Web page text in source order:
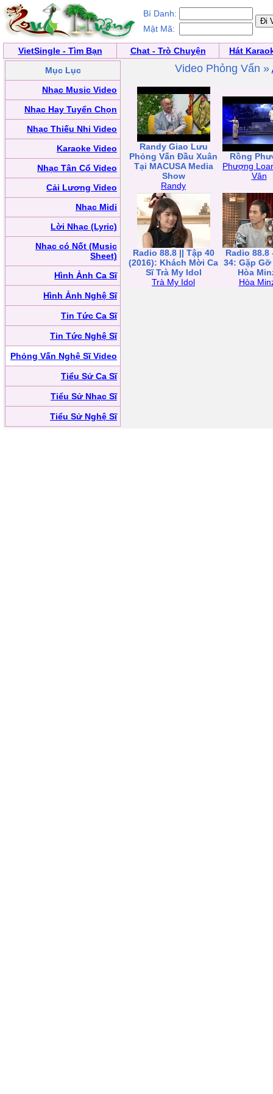
Bí Danh:
Mật Mã:
VietSingle - Tìm Bạn Chat - Trò Chuyện
Hát
Mục Lục
Nhạc Music Video
Nhạc Hay Tuyển Chọn
Nhạc Thiếu Nhi Video
Karaoke Video
Nhạc Tân Cổ Video
Cải Lương Video
Nhạc Midi
Lời Nhạc (Lyric)
Nhạc có Nốt (Music
Sheet)
Hình Ảnh Ca Sĩ
Hình Ảnh Nghệ Sĩ
Tin Tức Ca Sĩ
Tin Tức Nghệ Sĩ
Phỏng Vấn Nghệ Sĩ Video
Tiểu Sử Ca Sĩ
Tiểu Sử Nhạc Sĩ
Tiểu Sử Nghệ Sĩ
Video Phỏng Vấn »
Randy Giao Lưu
Phỏng Vấn Đầu Xuân
Tại MACUSA Media
Show
Randy
Rồng
Phượng
Vân
Radio 88.8 || Tập 40
(2016): Khách Mời Ca
Sĩ Trà My Idol
Trà My Idol
Radio 88.8
34: Gặp Gỡ
Hòa
Hòa